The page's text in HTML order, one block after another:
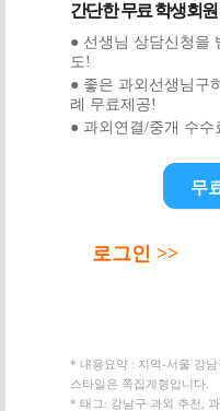
간단한 무료 학생회원
● 선생님 상담신청을
도!
● 좋은 과외선생님구
례 무료제공!
● 과외연결/중개 수수
무
로그인 >>
* 내용요약 : 지역-서울 강
스타일은 쪽집게형입니다.
* 태그: 강남구 과외 추천,